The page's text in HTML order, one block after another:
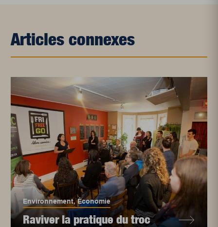
Articles connexes
Environnement,Économie
Raviver la pratique du troc